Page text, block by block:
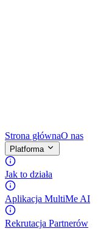
Strona głównaO nas
Platforma
Jak to działa
Aplikacja MultiMe AI
Rekrutacja Partnerów